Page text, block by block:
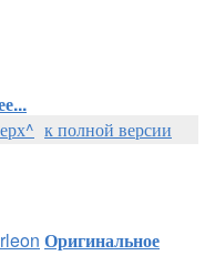
к полной версии
Оригинальное